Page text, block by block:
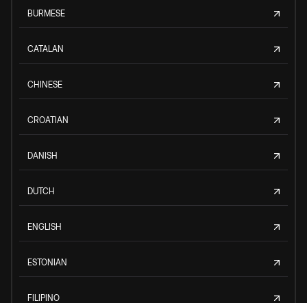
BURMESE
CATALAN
CHINESE
CROATIAN
DANISH
DUTCH
ENGLISH
ESTONIAN
FILIPINO